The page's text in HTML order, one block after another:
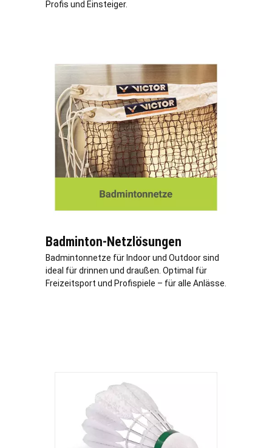
Profis und Einsteiger.
Badminton-Netzlösungen
Badmintonnetze für Indoor und Outdoor sind
ideal für drinnen und draußen. Optimal für
Freizeitsport und Profispiele – für alle Anlässe.